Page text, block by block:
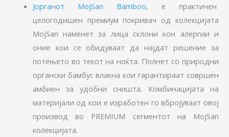
Јорганот MojSan Bamboo, е практичен
целогодишен премиум покривач од колекцијата
MojSan наменет за лица склони кон алергии и
оние кои се обидуваат да најдат решение за
потењето во текот на ноќта. Полнет со природни
органски бамбус влакна кои гарантираат совршен
амбиен за удобни сништа. Комбинацијата на
материјали од кои е изработен го вбројуваат овој
производ во PREMIUM сегментот на MojSan
колекцијата.